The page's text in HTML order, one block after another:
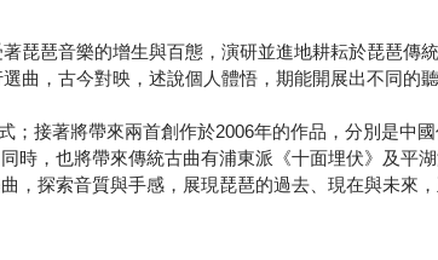
琵琶音樂的增生與百態，演研並進地耕耘於琵琶傳
曲，古今對映，述說個人體悟，期能開展出不同的
接著將帶來兩首創作於2006年的作品，分別是中
時，也將帶來傳統古曲有浦東派《十面埋伏》及平
，探索音質與手感，展現琵琶的過去、現在與未來